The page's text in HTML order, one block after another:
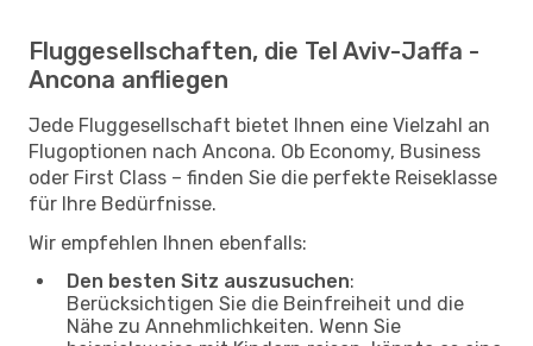
Fluggesellschaften, die Tel Aviv-Jaffa -
Ancona anfliegen
Jede Fluggesellschaft bietet Ihnen eine Vielzahl an
Flugoptionen nach Ancona. Ob Economy, Business
oder First Class – finden Sie die perfekte Reiseklasse
für Ihre Bedürfnisse.
Wir empfehlen Ihnen ebenfalls:
Den besten Sitz auszusuchen:
Berücksichtigen Sie die Beinfreiheit und die
Nähe zu Annehmlichkeiten. Wenn Sie